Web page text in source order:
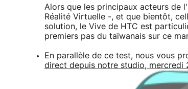
Alors que les principaux acteurs de
Réalité Virtuelle -, et que bientôt,
solution, le Vive de HTC est
premiers pas du taïwanais sur ce
En parallèle de ce test, nous vous
direct depuis notre studio, mercredi